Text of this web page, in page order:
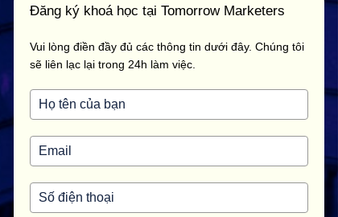
Đăng ký khoá học tại Tomorrow Marketers
Vui lòng điền đầy đủ các thông tin dưới đây. Chúng tôi
sẽ liên lạc lại trong 24h làm việc.